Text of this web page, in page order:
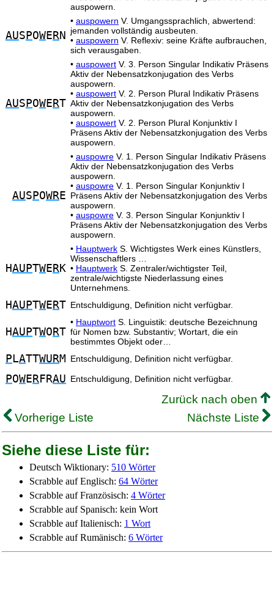
auspowern.
AUS POWE RN
• auspowern V. Umgangssprachlich, abwertend:
jemanden vollständig ausbeuten.
• auspowern V. Reflexiv: seine Kräfte aufbrauchen,
sich verausgaben.
AUS POWE RT
• auspowert V. 3. Person Singular Indikativ Präsens
Aktiv der Nebensatzkonjugation des Verbs
auspowern.
• auspowert V. 2. Person Plural Indikativ Präsens
Aktiv der Nebensatzkonjugation des Verbs
auspowern.
• auspowert V. 2. Person Plural Konjunktiv I
Präsens Aktiv der Nebensatzkonjugation des Verbs
auspowern.
AUS POWRE
• auspowre V. 1. Person Singular Indikativ Präsens
Aktiv der Nebensatzkonjugation des Verbs
auspowern.
• auspowre V. 1. Person Singular Konjunktiv I
Präsens Aktiv der Nebensatzkonjugation des Verbs
auspowern.
• auspowre V. 3. Person Singular Konjunktiv I
Präsens Aktiv der Nebensatzkonjugation des Verbs
auspowern.
HAUPTWE RK
• Hauptwerk S. Wichtigstes Werk eines Künstlers,
Wissenschaftlers …
• Hauptwerk S. Zentraler/wichtigster Teil,
zentrale/wichtigste Niederlassung eines
Unternehmens.
HAUPTWE RT Entschuldigung, Definition nicht verfügbar.
HAUPTWO RT
• Hauptwort S. Linguistik: deutsche Bezeichnung
für Nomen bzw. Substantiv; Wortart, die ein
bestimmtes Objekt oder…
P LATTWURM Entschuldigung, Definition nicht verfügbar.
POWE RFRAU Entschuldigung, Definition nicht verfügbar.
Zurück nach oben
Vorherige Liste
Nächste Liste
Siehe diese Liste für:
Deutsch Wiktionary: 510 Wörter
Scrabble auf Englisch: 64 Wörter
Scrabble auf Französisch: 4 Wörter
Scrabble auf Spanisch: kein Wort
Scrabble auf Italienisch: 1 Wort
Scrabble auf Rumänisch: 6 Wörter